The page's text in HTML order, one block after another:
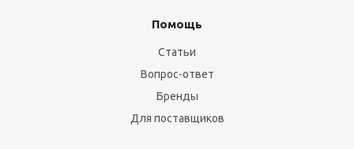
Помощь
Статьи
Вопрос-ответ
Бренды
Для поставщиков